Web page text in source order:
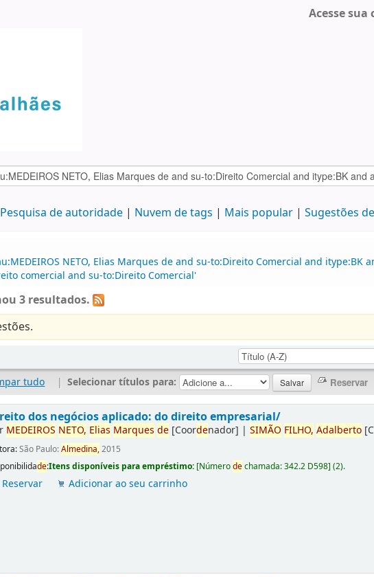
Acesse sua
Pesquisa de autoridade Nuvem de tags Mais popular Sugestões
NETO, Elias Marques de and su-to:Direito Comercial and itype:BK
comercial and su-to:Direito Comercial'
3 resultados.
tudo | Selecionar títulos para:
dos negócios aplicado: do direito empresarial/
MEDEIROS NETO, Elias Marques de [Coordenador] |SIMÃO FILHO, Adalberto
São Paulo:Almedina,2015
de:Itens disponíveis para empréstimo: [Númerodechamada:342.2 D598](2).
Reservar Adicionar ao seu carrinho